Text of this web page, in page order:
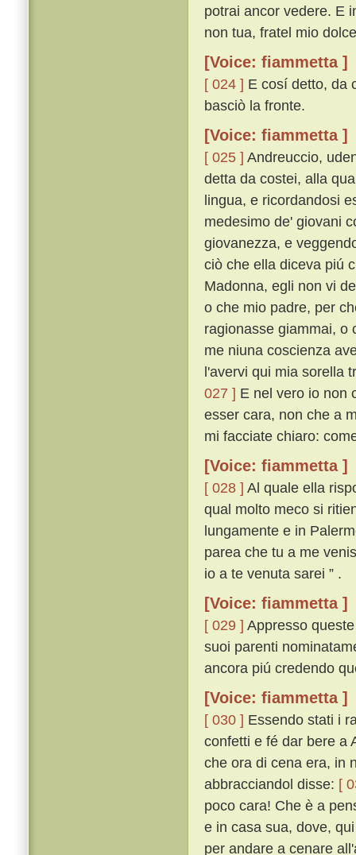
potrai ancor vedere. E
non tua, fratel mio
[Voice: fiammetta ]
[ 024 ] E cosí detto, da
basciò la fronte.
[Voice: fiammetta ]
[ 025 ] Andreuccio,
detta da costei, alla
lingua, e ricordandosi
medesimo de' giovani
giovanezza, e
ciò che ella diceva piú
Madonna, egli non vi
o che mio padre, per
ragionasse giammai, o
me niuna coscienza
l'avervi qui mia sorella
027 ] E nel vero io non
esser cara, non che a
mi facciate chiaro:
[Voice: fiammetta ]
[ 028 ] Al quale ella
qual molto meco si
lungamente e in
parea che tu a me
io a te venuta sarei ” .
[Voice: fiammetta ]
[ 029 ] Appresso
suoi parenti
ancora piú credendo
[Voice: fiammetta ]
[ 030 ] Essendo stati i
confetti e fé dar bere a
che ora di cena era, in
abbracciandol disse: [
poco cara! Che è a
e in casa sua, dove,
per andare a cenare